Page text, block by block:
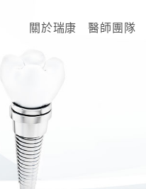
關於瑞康 醫師團隊